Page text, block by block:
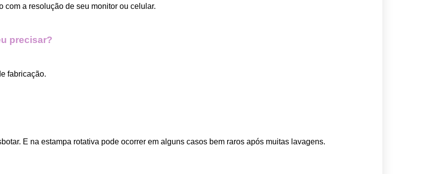
com a resolução de seu monitor ou celular.
precisar?
fabricação.
E na estampa rotativa pode ocorrer em alguns casos bem raros após muitas lavagens.